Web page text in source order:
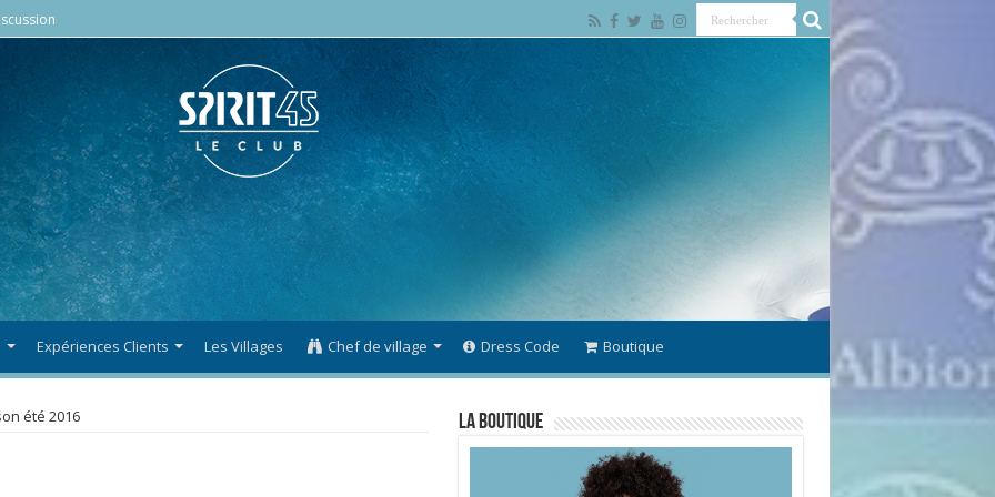
Expériences Clients Les Villages Chef de village Dress Code Boutique
été 2016 La Boutique